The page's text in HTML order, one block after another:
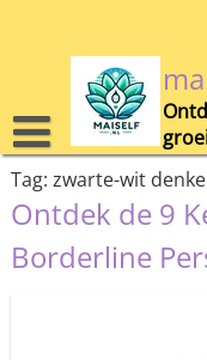
Tag: zwarte-wit
Ontdek de 9
Borderline